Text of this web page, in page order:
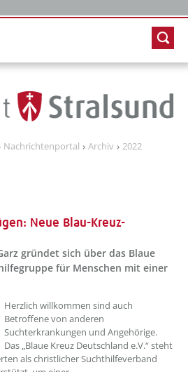
Nachrichtenportal Archiv
2022
Neue Blau-Kreuz-
gründet sich über das Blaue
für Menschen mit einer
??? absaetzeOben[1]/titel ???
Herzlich willkommen sind auch
Betroffene von anderen
Suchterkrankungen und Angehörige.
Das „Blaue Kreuz Deutschland e.V.“ steht
als christlicher Suchthilfeverband